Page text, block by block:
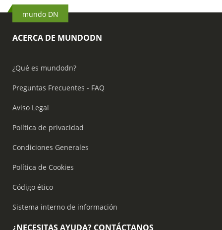
mundo DN
ACERCA DE MUNDODN
¿Qué es mundodn?
Preguntas Frecuentes - FAQ
Aviso Legal
Política de privacidad
Condiciones Generales
Política de Cookies
Código ético
Sistema interno de información
¿NECESITAS AYUDA? CONTÁCTANOS